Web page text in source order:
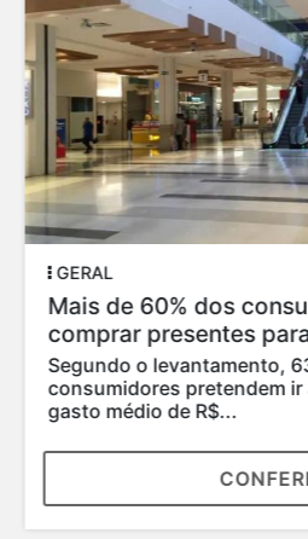
GERAL
Mais de 60% dos
comprar presentes
Segundo o levantamento,
consumidores pretendem
gasto médio de R$...